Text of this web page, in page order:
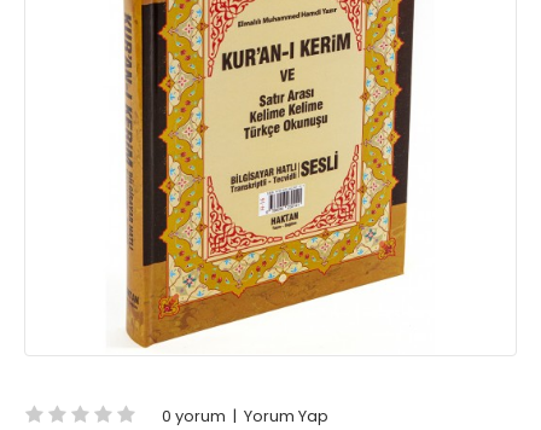
0 yorum | Yorum Yap